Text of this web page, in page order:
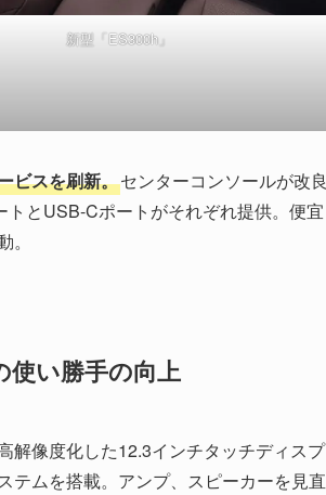
新型「ES300h」
ビスを刷新。センターコンソールが改良
とUSB-Cポートがそれぞれ提供。便宜
い勝手の向上
解像度化した12.3インチタッチディスプ
テムを搭載。アンプ、スピーカーを見直